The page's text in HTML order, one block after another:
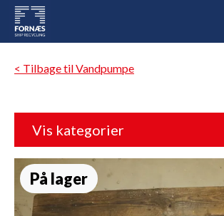
< Tilbage til Vandpumpe
Vis kategorier
På lager